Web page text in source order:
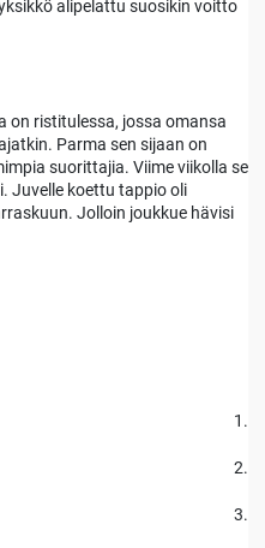
alipelattu suosikin voitto
on ristitulessa, jossa omansa
Parma sen sijaan on
suorittajia. Viime viikolla se
Juvelle koettu tappio oli
Jolloin joukkue hävisi
1.
2.
3.